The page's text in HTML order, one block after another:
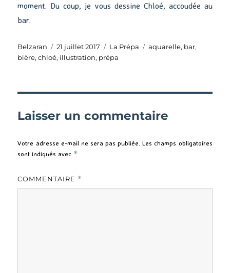
moment. Du coup, je vous dessine Chloé, accoudée au
bar.
Auteur
Belzaran
Publié
le
21 juillet 2017 Catégories
La Prépa Étiquettes
aquarelle, bar,
bière,chloé, illustration, prépa
Laisser un commentaire
Votre adresse e-mail ne sera pas publiée. Les champs obligatoires
sont indiqués avec *
COMMENTAIRE *